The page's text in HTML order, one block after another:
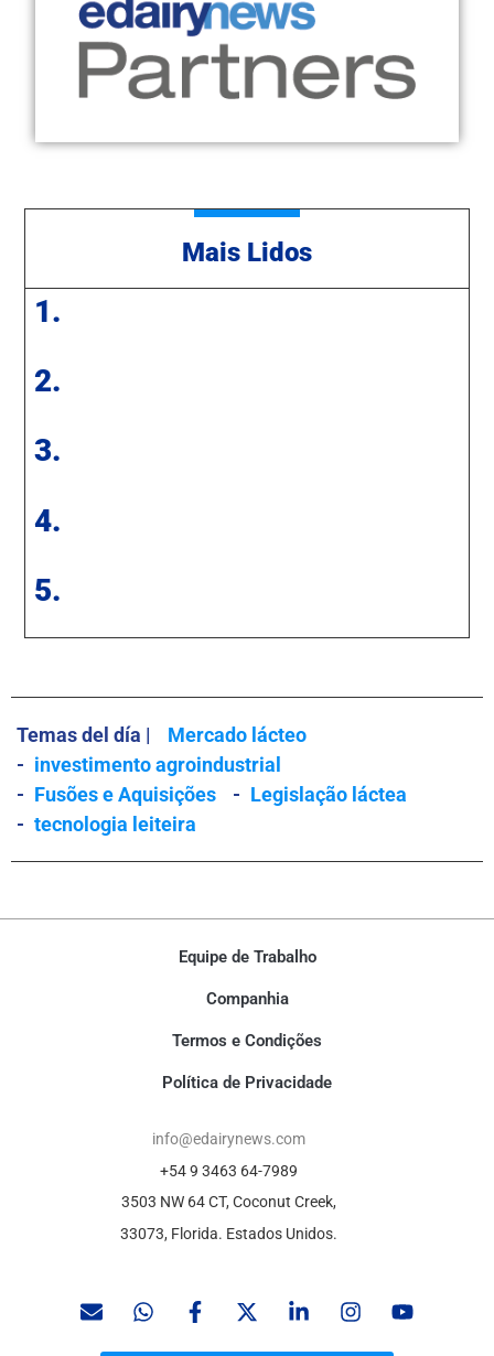
Mais Lidos
1.
2.
3.
4.
5.
Temas del día |
Mercado lácteo
- investimento agroindustrial
- Fusões e Aquisições - Legislação láctea
- tecnologia leiteira
Equipe de Trabalho
Companhia
Termos e Condições
Política de Privacidade
info@edairynews.com
+54 9 3463 64-7989
3503 NW 64 CT, Coconut Creek,
33073, Florida. Estados Unidos.